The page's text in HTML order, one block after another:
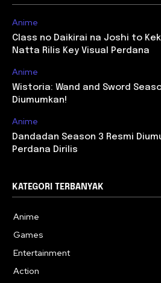
Anime
Class no Daikirai na Joshi to
Natta Rilis Key Visual Perdana
Anime
Wistoria: Wand and Sword
Diumumkan!
Anime
Dandadan Season 3 Resmi
Perdana Dirilis
KATEGORI TERBANYAK
Anime
Games
Entertainment
Action